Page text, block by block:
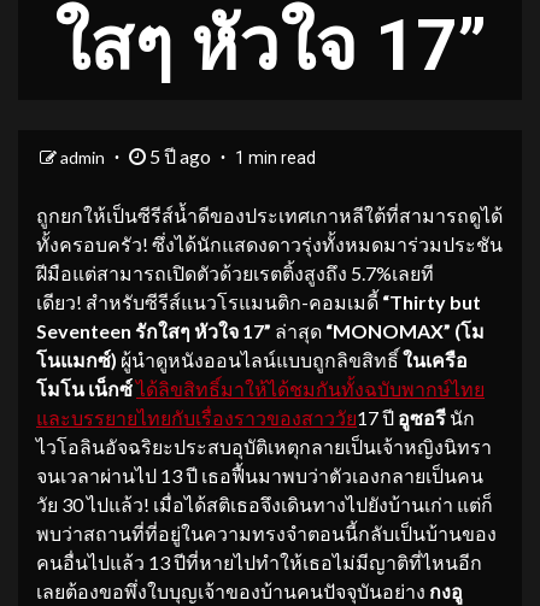
ใสๆ หัวใจ 17”
admin 5 ปี ago 1 min read
ถูกยกให้เป็นซีรีส์น้ำดีของประเทศเกาหลีใต้ที่สามารถดูได้
ทั้งครอบครัว! ซึ่งได้นักแสดงดาวรุ่งทั้งหมดมาร่วมประชัน
ฝีมือแต่สามารถเปิดตัวด้วยเรตติ้งสูงถึง 5.7%เลยที
เดียว! สำหรับซีรีส์แนวโรแมนติก-คอมเมดี้ “Thirty but
Seventeen รักใสๆ หัวใจ 17” ล่าสุด “MONOMAX” (โม
โนแมกซ์) ผู้นำดูหนังออนไลน์แบบถูกลิขสิทธิ์ในเครือ
โมโน เน็กซ์ได้ลิขสิทธิ์มาให้ได้ชมกันทั้งฉบับพากษ์ไทย
และบรรยายไทยกับเรื่องราวของสาววัย17 ปี อูซอรี นัก
ไวโอลินอัจฉริยะประสบอุบัติเหตุกลายเป็นเจ้าหญิงนิทรา
จนเวลาผ่านไป 13 ปี เธอฟื้นมาพบว่าตัวเองกลายเป็นคน
วัย 30 ไปแล้ว! เมื่อได้สติเธอจึงเดินทางไปยังบ้านเก่า แต่ก็
พบว่าสถานที่ที่อยู่ในความทรงจำตอนนี้กลับเป็นบ้านของ
คนอื่นไปแล้ว 13 ปีที่หายไปทำให้เธอไม่มีญาติที่ไหนอีก
เลยต้องขอพึ่งใบบุญเจ้าของบ้านคนปัจจุบันอย่าง กงอู